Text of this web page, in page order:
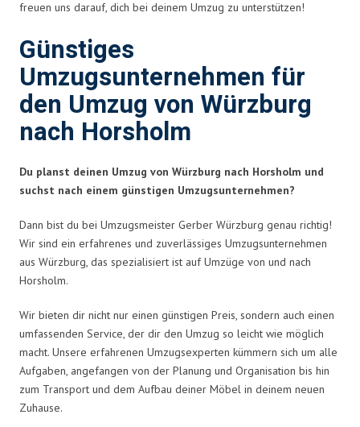
freuen uns darauf, dich bei deinem Umzug zu unterstützen!
Günstiges
Umzugsunternehmen für
den Umzug von Würzburg
nach Horsholm
Du planst deinen Umzug von Würzburg nach Horsholm und
suchst nach einem günstigen Umzugsunternehmen?
Dann bist du bei Umzugsmeister Gerber Würzburg genau richtig!
Wir sind ein erfahrenes und zuverlässiges Umzugsunternehmen
aus Würzburg, das spezialisiert ist auf Umzüge von und nach
Horsholm.
Wir bieten dir nicht nur einen günstigen Preis, sondern auch einen
umfassenden Service, der dir den Umzug so leicht wie möglich
macht. Unsere erfahrenen Umzugsexperten kümmern sich um alle
Aufgaben, angefangen von der Planung und Organisation bis hin
zum Transport und dem Aufbau deiner Möbel in deinem neuen
Zuhause.